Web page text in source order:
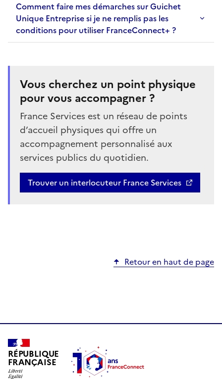
Comment faire mes démarches sur Guichet
Unique Entreprise si je ne remplis pas les
conditions pour utiliser FranceConnect+ ?
Vous cherchez un point physique
pour vous accompagner ?
France Services est un réseau de points
d’accueil physiques qui offre un
accompagnement personnalisé aux
services publics du quotidien.
Trouver un interlocuteur France Services
Retour en haut de page
RÉPUBLIQUE
FRANÇAISE